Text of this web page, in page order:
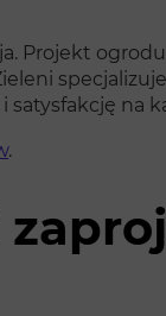
Projekt
na
.